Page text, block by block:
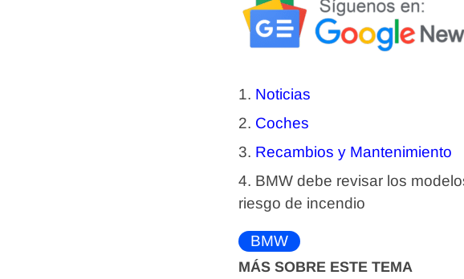
Noticias
Coches
Recambios y Mantenimiento
BMW debe revisar los
riesgo de incendio
BMW
MÁS SOBRE ESTE TEMA